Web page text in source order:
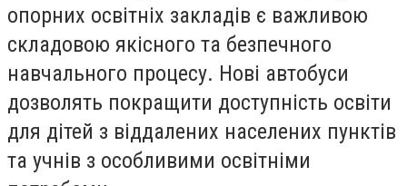
опорних освітніх закладів є важливою
складовою якісного та безпечного
навчального процесу. Нові автобуси
дозволять покращити доступність освіти
для дітей з віддалених населених пунктів
та учнів з особливими освітніми